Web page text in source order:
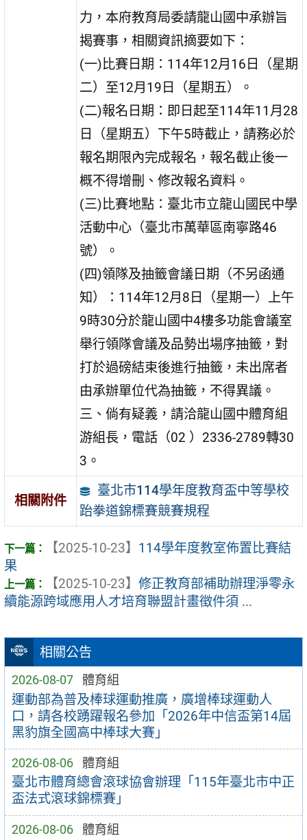
相關公告
2026-08-07 體育組
運動部為普及棒球運動推廣，廣增棒球運動人
口，請各校踴躍報名參加「2026年中信盃第14屆
黑豹旗全國高中棒球大賽」
2026-08-06 體育組
臺北市體育總會滾球協會辦理「115年臺北市中正
盃法式滾球錦標賽」
2026-08-06 體育組
力，本府教育局委請龍山國中承辦旨
揭賽事，相關資訊摘要如下：
(一)比賽日期：114年12月16日（星期
二）至12月19日（星期五）。
(二)報名日期：即日起至114年11月28
日（星期五）下午5時截止，請務必於
報名期限內完成報名，報名截止後一
概不得增刪、修改報名資料。
(三)比賽地點：臺北市立龍山國民中學
活動中心（臺北市萬華區南寧路46
號）。
(四)領隊及抽籤會議日期（不另函通
知）：114年12月8日（星期一）上午
9時30分於龍山國中4樓多功能會議室
舉行領隊會議及品勢出場序抽籤，對
打於過磅結束後進行抽籤，未出席者
由承辦單位代為抽籤，不得異議。
三、倘有疑義，請洽龍山國中體育組
游組長，電話（02 ）2336-2789轉30
3。
相關附件
臺北市114學年度教育盃中等學校
跆拳道錦標賽競賽規程
【2025-10-23】 114學年度教室佈置比賽結
果
【2025-10-23】 修正教育部補助辦理淨零永
續能源跨域應用人才培育聯盟計畫徵件須 ...